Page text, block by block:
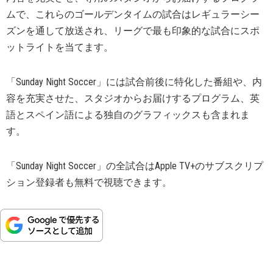
ムで、これらのゴールデンタイムの試合はレギュラーシー
ズンを通して放送され、リーグで最も印象的な試合にスポ
ットライトを当てます。
「Sunday Night Soccer」には試合前後に特化した番組や、内
容を充実させた、スタジオからお届けするプログラム、英
語とスペイン語による独自のグラフィックスも含まれま
す。
「Sunday Night Soccer」の全試合はApple TV+のサブスクリプ
ション登録者も無料で視聴できます。